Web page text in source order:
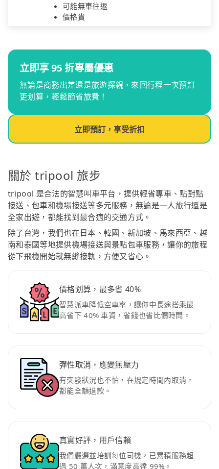
可能無車往返
價格貴
立即享 95 折專屬優惠
無論是商務出差還是旅遊探親，來回行程一次預訂
更划算，輕鬆節省旅費！
立即預訂，享受折扣
關於 tripool 旅步
tripool 是合法的智慧叫車平台，提供輕省專車、點對點
接送、包車和機場接送等多元服務，無論是一人旅行還是
全家出遊，都能找到最合適的交通方式。
除了台灣，我們也在日本、韓國、新加坡、馬來西亞、越
南和泰國等地提供機場接送與景點包車服務，讓你的旅程
從下飛機開始就無縫接軌，方便又省心。
價格划算，最多省 40%
智慧派車降低空車率，讓你中長途搭乘最
高省下 40% 車資，省錢也省比價時間。
彈性取消，應變無壓力
有突發狀況也不怕，在規定時間內取消，
都能全額退款。
真實好評，用戶信賴
我們嚴選並培訓每位司機，已累積服務超
過 50 萬人次，滿意度高達 99%。